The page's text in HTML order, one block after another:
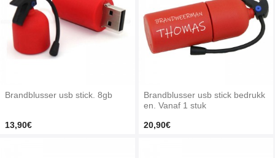
Brandblusser usb stick. 8gb
13,90€
Brandblusser usb stick bedrukk
en. Vanaf 1 stuk
20,90€